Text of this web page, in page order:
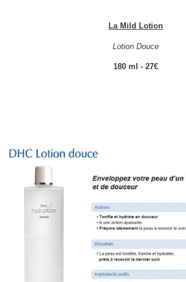
La Mild Lotion
Lotion Douce
180 ml - 27€